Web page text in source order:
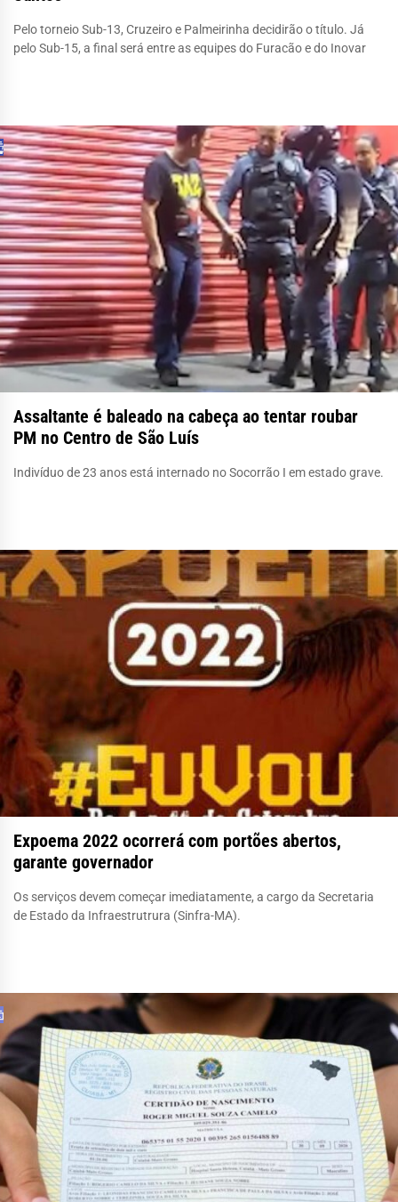
Pelo torneio Sub-13, Cruzeiro e Palmeirinha decidirão o título. Já
pelo Sub-15, a final será entre as equipes do Furacão e do Inovar
Assaltante é baleado na cabeça ao tentar roubar
PM no Centro de São Luís
Indivíduo de 23 anos está internado no Socorrão I em estado grave.
Expoema 2022 ocorrerá com portões abertos,
garante governador
Os serviços devem começar imediatamente, a cargo da Secretaria
de Estado da Infraestrutrura (Sinfra-MA).